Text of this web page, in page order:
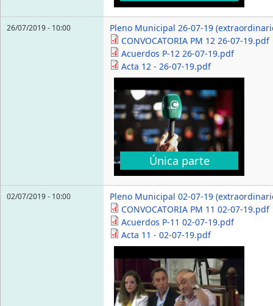
26/07/2019 - 10:00
Pleno Municipal 26-07-19
CONVOCATORIA PM 12 26-07-19.pdf
Acuerdos P-12 26-07-19.pdf
Acta 12 - 26-07-19.pdf
Única parte
02/07/2019 - 10:00
Pleno Municipal 02-07-19
CONVOCATORIA PM 11 02-07-19.pdf
Acuerdos P-11 02-07-19.pdf
Acta 11 - 02-07-19.pdf